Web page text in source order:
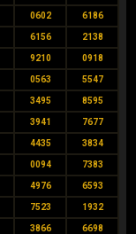
0602 6186
6156 2138
9210 0918
0563 5547
3495 8595
3941 7677
4435 3834
0094 7383
4976 6593
7523 1932
3866 6698